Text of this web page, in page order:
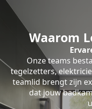
Waarom
Onze teams
tegelzetters,
teamlid brengt zijn
dat jouw